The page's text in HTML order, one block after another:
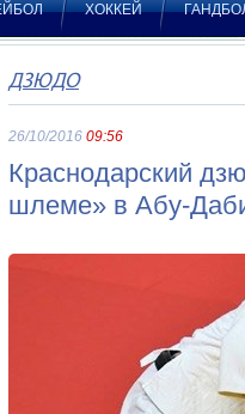
ХОККЕЙ
ДЗЮДО
26/10/2016 09:56
Краснодарский
шлеме» в Абу-